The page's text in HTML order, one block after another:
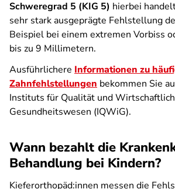
Schweregrad 5 (KIG 5) hierbei
sehr stark ausgeprägte Fehlstellung
Beispiel bei einem extremen Vorbiss
bis zu 9 Millimetern.
Ausführlichere Informationen zu
Zahnfehlstellungen bekommen Sie
Instituts für Qualität und
Gesundheitswesen (IQWiG).
Wann bezahlt die
Behandlung bei Kindern?
Kieferorthopäd:innen messen die